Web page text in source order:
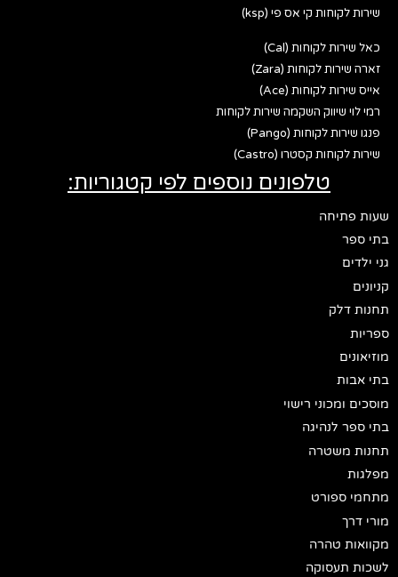
שירות לקוחות קי אס פי (ksp)
כאל שירות לקוחות (Cal)
זארה שירות לקוחות (Zara)
אייס שירות לקוחות (Ace)
רמי לוי שיווק השקמה שירות לקוחות
פנגו שירות לקוחות (Pango)
שירות לקוחות קסטרו (Castro)
טלפונים נוספים לפי קטגוריות:
שעות פתיחה
בתי ספר
גני ילדים
קניונים
תחנות דלק
ספריות
מוזיאונים
בתי אבות
מוסכים ומכוני רישוי
בתי ספר לנהיגה
תחנות משטרה
מפלגות
מתחמי ספורט
מורי דרך
מקוואות טהרה
לשכות תעסוקה